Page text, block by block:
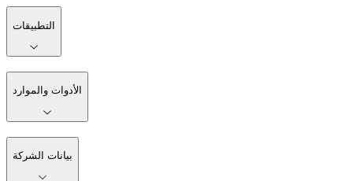
التطبيقات
الأدوات والموارد
بيانات الشركة